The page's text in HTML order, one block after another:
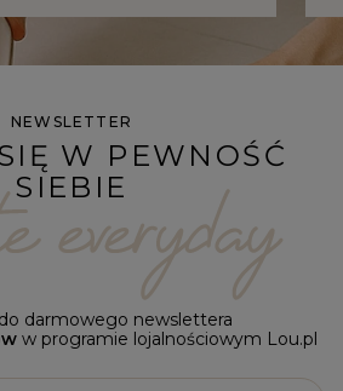
NEWSLETTER
W PEWNOŚĆ
SIEBIE
darmowego newslettera
w programie lojalnościowym Lou.pl